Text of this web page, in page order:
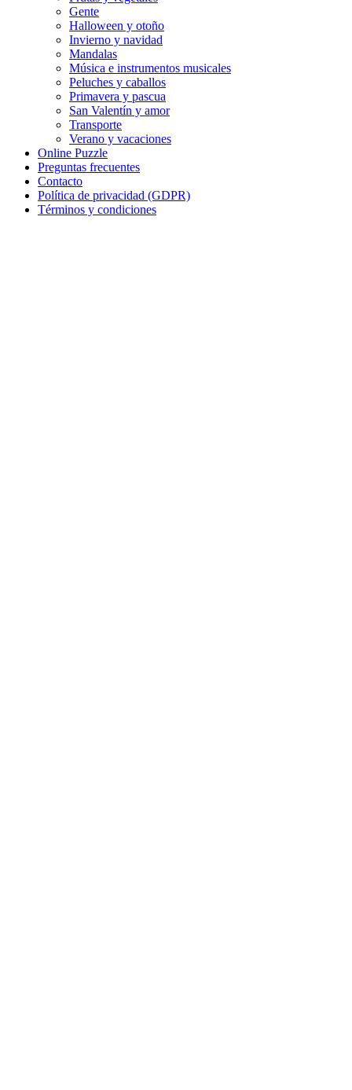
Música e instrumentos musicales
Peluches y caballos
Primavera y pascua
San Valentín y amor
Verano y vacaciones
Libros para colorear para niños
Nezaradené
Gente
Halloween y otoño
Invierno y navidad
Mandalas
Música e instrumentos musicales
Peluches y caballos
Primavera y pascua
San Valentín y amor
Transporte
Verano y vacaciones
Online Puzzle
Preguntas frecuentes
Contacto
Política de privacidad (GDPR)
Términos y condiciones